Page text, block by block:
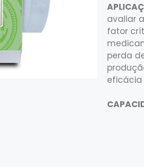
avaliar
fator
perda
eficácia